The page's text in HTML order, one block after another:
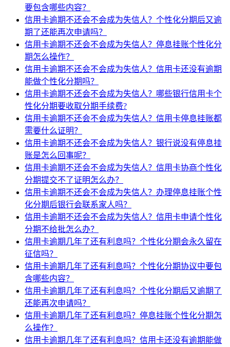
要包含哪些内容？
信用卡逾期不还会不会成为失信人？个性化分期后又逾
期了还能再次申请吗？
信用卡逾期不还会不会成为失信人？停息挂账个性化分
期怎么操作？
信用卡逾期不还会不会成为失信人？信用卡还没有逾期
能做个性化分期吗？
信用卡逾期不还会不会成为失信人？哪些银行信用卡个
性化分期要收取分期手续费?
信用卡逾期不还会不会成为失信人？信用卡停息挂账都
需要什么证明？
信用卡逾期不还会不会成为失信人？银行说没有停息挂
账是怎么回事呢？
信用卡逾期不还会不会成为失信人？信用卡协商个性化
分期提交不了证明怎么办？
信用卡逾期不还会不会成为失信人？办理停息挂账个性
化分期后银行会联系家人吗？
信用卡逾期不还会不会成为失信人？信用卡申请个性化
分期不给批怎么办？
信用卡逾期几年了还有利息吗？个性化分期会永久留在
征信吗？
信用卡逾期几年了还有利息吗？个性化分期协议中要包
含哪些内容？
信用卡逾期几年了还有利息吗？个性化分期后又逾期了
还能再次申请吗？
信用卡逾期几年了还有利息吗？停息挂账个性化分期怎
么操作？
信用卡逾期几年了还有利息吗？信用卡还没有逾期能做